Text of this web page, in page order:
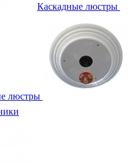
Каскадные люстры
люстры